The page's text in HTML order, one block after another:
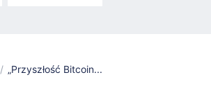
„Przyszłość Bitcoin...